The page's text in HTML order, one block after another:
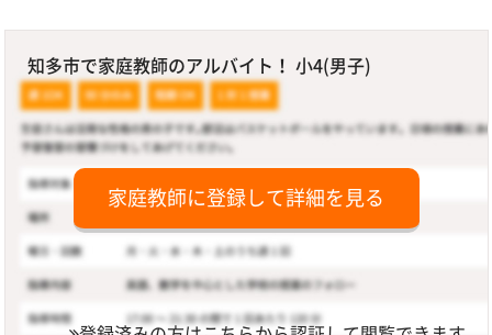
知多市で家庭教師のアルバイト！ 小4(男子)
家庭教師に登録して詳細を見る